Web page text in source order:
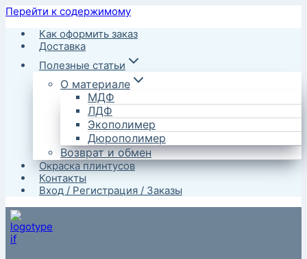
Перейти к содержимому
Как оформить заказ
Доставка
Полезные статьи
О материале
МДФ
ЛДФ
Экополимер
Дюрополимер
Возврат и обмен
Окраска плинтусов
Контакты
Вход / Регистрация / Заказы